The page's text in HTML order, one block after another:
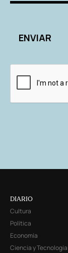
DIARIO
Cultura
Política
Economía
Ciencia y Tecnología